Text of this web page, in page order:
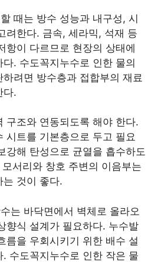
때는 방수 성능과 내구성, 시
려한다. 금속, 세라믹, 석재 등
항이 다르므로 현장의 상태에
. 수도꼭지누수로 인한 물의
려면 방수층과 접합부의 재료
다.
구조와 연동되도록 해야 한다.
시트를 기본층으로 두고 필요
강해 탄성으로 균열을 흡수하도
서리와 창호 주변의 이음부는
는 것이 좋다.
는 바닥면에서 벽체로 올라오
향식 설계가 필요하다. 누수발
름을 우회시키기 위한 배수 설
수도꼭지누수로 인한 작은 물